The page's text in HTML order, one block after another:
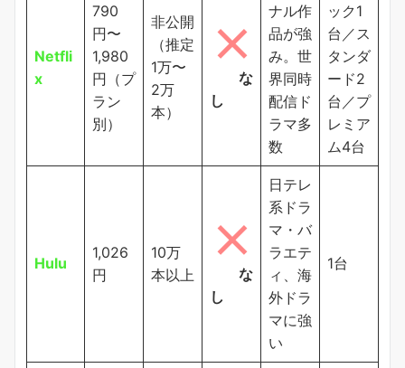
Netfli
x
790
円〜
1,980
円（プ
ラン
別）
非公開
（推定
1万〜
2万
本）
な
し
ナル作
品が強
み。世
界同時
配信ド
ラマ多
数
ック1
台／ス
タンダ
ード2
台／プ
レミア
ム4台
Hulu
1,026
円
10万
本以上
な
し
日テレ
系ドラ
マ・バ
ラエテ
ィ、海
外ドラ
マに強
い
1台